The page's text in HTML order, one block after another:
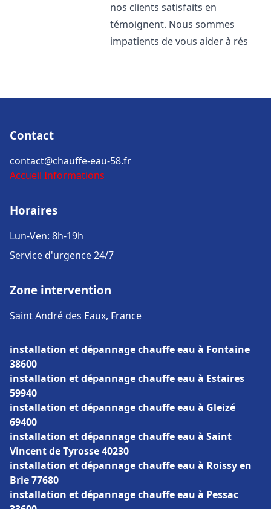
nos clients satisfaits en
témoignent. Nous sommes
impatients de vous aider à rés
Contact
contact@chauffe-eau-58.fr
Accueil Informations
Horaires
Lun-Ven: 8h-19h
Service d'urgence 24/7
Zone intervention
Saint André des Eaux, France
installation et dépannage chauffe eau à Fontaine
38600
installation et dépannage chauffe eau à Estaires
59940
installation et dépannage chauffe eau à Gleizé
69400
installation et dépannage chauffe eau à Saint
Vincent de Tyrosse 40230
installation et dépannage chauffe eau à Roissy en
Brie 77680
installation et dépannage chauffe eau à Pessac